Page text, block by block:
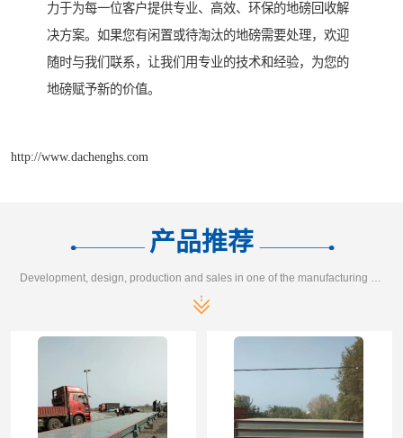
力于为每一位客户提供专业、高效、环保的地磅回收解
决方案。如果您有闲置或待淘汰的地磅需要处理，欢迎
随时与我们联系，让我们用专业的技术和经验，为您的
地磅赋予新的价值。
http://www.dachenghs.com
产品推荐